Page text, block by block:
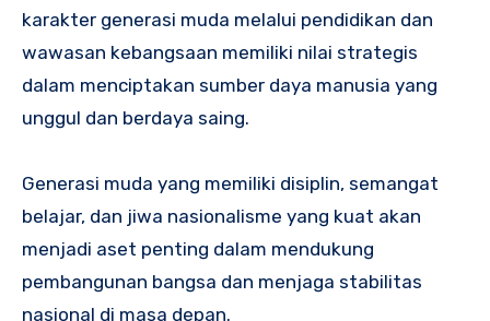
karakter generasi muda melalui pendidikan dan
wawasan kebangsaan memiliki nilai strategis
dalam menciptakan sumber daya manusia yang
unggul dan berdaya saing.
Generasi muda yang memiliki disiplin, semangat
belajar, dan jiwa nasionalisme yang kuat akan
menjadi aset penting dalam mendukung
pembangunan bangsa dan menjaga stabilitas
nasional di masa depan.